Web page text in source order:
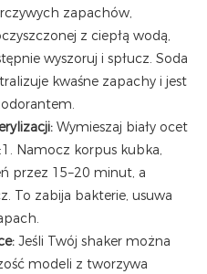
zapachów,
z ciepłą wodą,
wyszoruj i spłucz. Soda
kwaśne zapachy i jest
Wymieszaj biały ocet
Namocz korpus kubka,
przez 15–20 minut, a
To zabija bakterie, usuwa
Jeśli Twój shaker można
modeli z tworzywa